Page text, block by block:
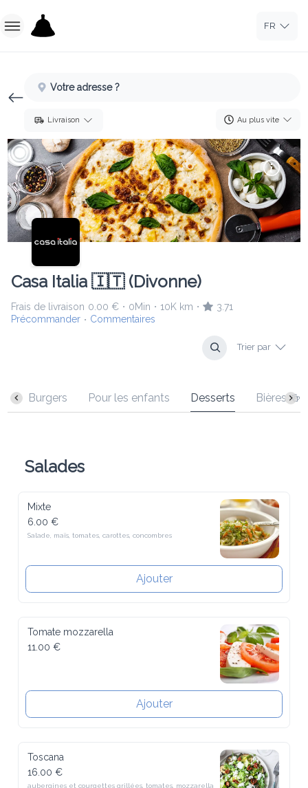
Créer Compte
FR
Votre adresse ?
Livraison Au plus vite
Casa Italia 🇮🇹 (Divonne)
Frais de livraison 0.00 € • 0Min • 10K km •
3.71
Précommander • Commentaires
Trier par
Pour les enfants Desserts Bières 🍻 Boissons
Salades
Mixte
6.00 €
Salade, maïs, tomates, carottes, concombres
Ajouter
Tomate mozzarella
11.00 €
Ajouter
Toscana
16.00 €
aubergines et courgettes grillées, tomates, mozzarella